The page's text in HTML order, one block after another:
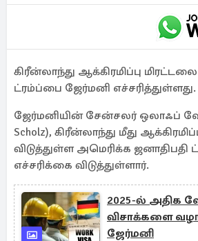
கிரீன்லாந்து ஆக்கிரமிப்பு
ட்ரம்ப்பை ஜேர்மனி எச்சரித்துள்ளது.
ஜேர்மனியின் சேன்சலர் ஒலாஃப்
Scholz), கிரீன்லாந்து மீது
விடுத்துள்ள அமெரிக்க ஜனாதிபதி
எச்சரிக்கை விடுத்துள்ளார்.
2025-ல் அதிக
விசாக்களை
ஜேர்மனி